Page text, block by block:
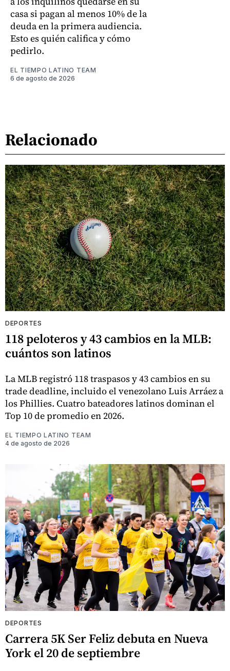
casa si pagan al menos 10% de la
deuda en la primera audiencia.
Esto es quién califica y cómo
pedirlo.
EL TIEMPO LATINO TEAM
6 de agosto de 2026
Relacionado
DEPORTES
118 peloteros y 43 cambios en la MLB:
cuántos son latinos
La MLB registró 118 traspasos y 43 cambios en su
trade deadline, incluido el venezolano Luis Arráez a
los Phillies. Cuatro bateadores latinos dominan el
Top 10 de promedio en 2026.
EL TIEMPO LATINO TEAM
4 de agosto de 2026
DEPORTES
Carrera 5K Ser Feliz debuta en Nueva
York el 20 de septiembre